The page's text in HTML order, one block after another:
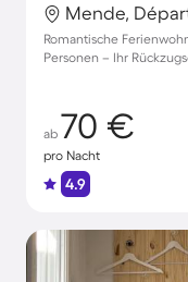
Mende,
Romantische
Personen – Ihr
ab 70 €
pro Nacht
4.9